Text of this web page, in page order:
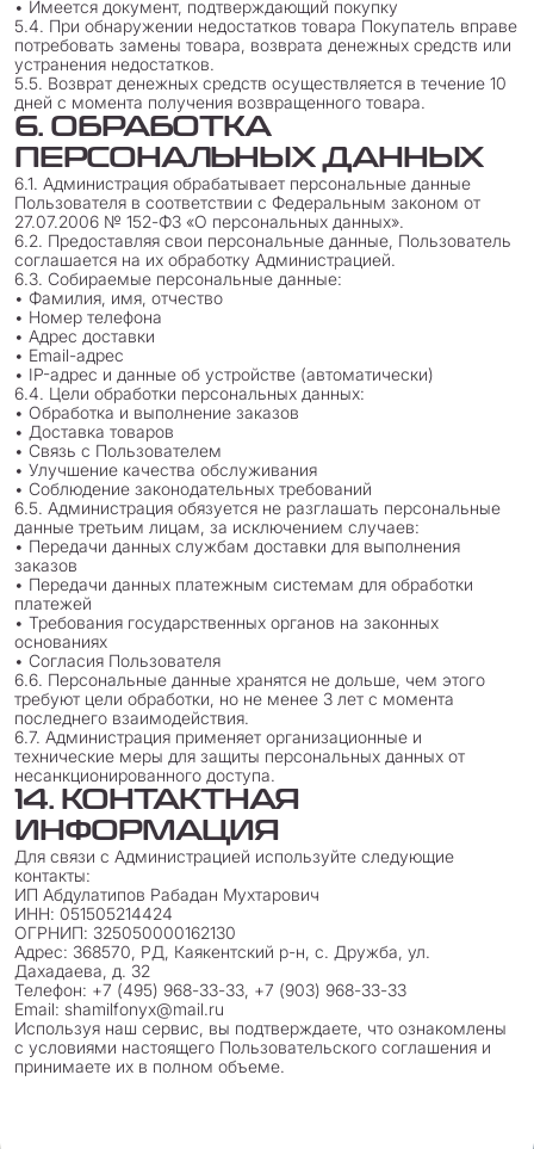
• Имеется документ, подтверждающий покупку
5.4. При обнаружении недостатков товара Покупатель вправе
потребовать замены товара, возврата денежных средств или
устранения недостатков.
5.5. Возврат денежных средств осуществляется в течение 10
дней с момента получения возвращенного товара.
6. ОБРАБОТКА
ПЕРСОНАЛЬНЫХ ДАННЫХ
6.1. Администрация обрабатывает персональные данные
Пользователя в соответствии с Федеральным законом от
27.07.2006 № 152-ФЗ «О персональных данных».
6.2. Предоставляя свои персональные данные, Пользователь
соглашается на их обработку Администрацией.
6.3. Собираемые персональные данные:
• Фамилия, имя, отчество
• Номер телефона
• Адрес доставки
• Email-адрес
• IP-адрес и данные об устройстве (автоматически)
6.4. Цели обработки персональных данных:
• Обработка и выполнение заказов
• Доставка товаров
• Связь с Пользователем
• Улучшение качества обслуживания
• Соблюдение законодательных требований
6.5. Администрация обязуется не разглашать персональные
данные третьим лицам, за исключением случаев:
• Передачи данных службам доставки для выполнения
заказов
• Передачи данных платежным системам для обработки
платежей
• Требования государственных органов на законных
основаниях
• Согласия Пользователя
6.6. Персональные данные хранятся не дольше, чем этого
требуют цели обработки, но не менее 3 лет с момента
последнего взаимодействия.
6.7. Администрация применяет организационные и
технические меры для защиты персональных данных от
несанкционированного доступа.
14. КОНТАКТНАЯ
ИНФОРМАЦИЯ
Для связи с Администрацией используйте следующие
контакты:
ИП Абдулатипов Рабадан Мухтарович
ИНН: 051505214424
ОГРНИП: 325050000162130
Адрес: 368570, РД, Каякентский р-н, с. Дружба, ул.
Дахадаева, д. 32
Телефон: +7 (495) 968-33-33, +7 (903) 968-33-33
Email: shamilfonyx@mail.ru
Используя наш сервис, вы подтверждаете, что ознакомлены
с условиями настоящего Пользовательского соглашения и
принимаете их в полном объеме.